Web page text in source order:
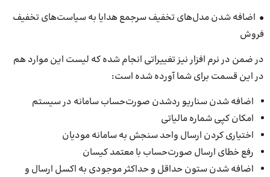
• اضافه شدن مدل‌های تخفیف سرجمع هدایا به سیاست‌های تخفیف
فروش
در ضمن در نرم افزار نیز تغییراتی انجام شده که لیست این موارد هم
در این قسمت برای شما آورده شده است:
اضافه شدن سناریو ردشدن صورت‌حساب سامانه در سیستم
امکان کپی شماره مالیاتی
اختیاری کردن ارسال واحد سنجش به سامانه مودیان
رفع خطای ارسال صورت‌حساب با معتمد کیسان
اضافه شدن ستون حداقل و حداکثر موجودی به اکسل ارسال و